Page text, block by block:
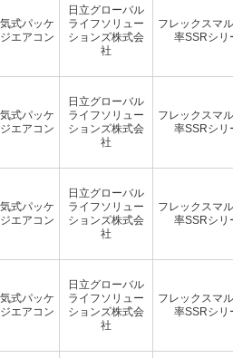
式パッケ
エアコン
日立グローバル
ライフソリュー
ションズ株式会
社
フレックスマ
率SSRシリ
式パッケ
エアコン
日立グローバル
ライフソリュー
ションズ株式会
社
フレックスマ
率SSRシリ
式パッケ
エアコン
日立グローバル
ライフソリュー
ションズ株式会
社
フレックスマ
率SSRシリ
式パッケ
エアコン
日立グローバル
ライフソリュー
ションズ株式会
社
フレックスマ
率SSRシリ